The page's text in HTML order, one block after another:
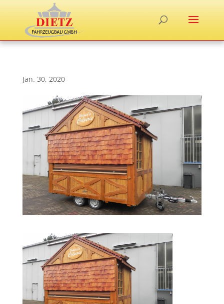
Jan. 30, 2020